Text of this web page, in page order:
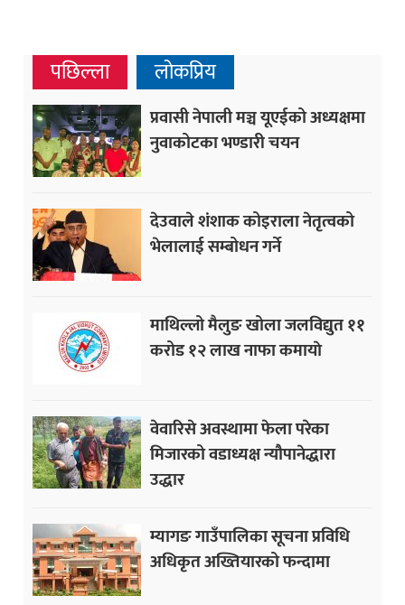
पछिल्ला लोकप्रिय
प्रवासी नेपाली मञ्च यूएईको अध्यक्षमा
नुवाकोटका भण्डारी चयन
देउवाले शंशाक कोइराला नेतृत्वको
भेलालाई सम्बोधन गर्ने
माथिल्लो मैलुङ खोला जलविद्युत ११
करोड १२ लाख नाफा कमायाे
वेवारिसे अवस्थामा फेला परेका
मिजारको वडाध्यक्ष न्यौपानेद्धारा
उद्धार
म्यागङ गाउँपालिका सूचना प्रविधि
अधिकृत अख्तियारको फन्दामा